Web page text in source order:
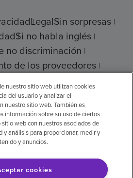
LegalSin sorpresas
Si no habla inglés
no discriminación
de los proveedores
Health Corporation
de cookies
nuestro sitio web utilizan cookies
del usuario y analizar el
nuestro sitio web. También es
información sobre su uso de ciertos
web con nuestros asociados de
y análisis para proporcionar, medir y
y anuncios.
cookies